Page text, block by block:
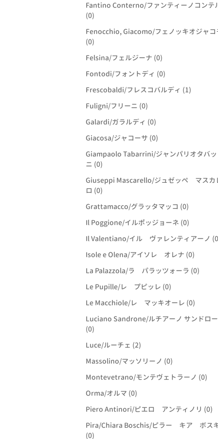
Fantino Conterno/ファンティーノコンテ
(0)
Fenocchio, Giacomo/フェノッキオジャコ
(0)
Felsina/フェルジーナ (0)
Fontodi/フォントディ (0)
Frescobaldi/フレスコバルディ (1)
Fuligni/フリーニ (0)
Galardi/ガラルディ (0)
Giacosa/ジャコーサ (0)
Giampaolo Tabarrini/ジャンパリオタバッ
ニ (0)
Giuseppi Mascarello/ジュゼッペ マスカ
ロ (0)
Grattamacco/グラッタマッコ (0)
Il Poggione/イルポッジョーネ (0)
Il Valentiano/イル ヴァレンティアーノ
Isole e Olena/アイソレ オレナ (0)
La Palazzola/ラ パラッツォーラ (0)
Le Pupille/レ プピッレ (0)
Le Macchiole/レ マッキオーレ (0)
Luciano Sandrone/ルチアーノ サンドロ
(0)
Luce/ルーチェ (2)
Massolino/マッソリーノ (0)
Montevetrano/モンテヴェトラーノ (0)
Orma/オルマ (0)
Piero Antinori/ピエロ アンティノリ (0)
Pira/Chiara Boschis/ピラー キア ボス
(0)